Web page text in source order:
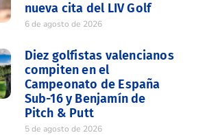
nueva cita del LIV Golf
6 de agosto de 2026
Diez golfistas valencianos
compiten en el
Campeonato de España
Sub-16 y Benjamín de
Pitch & Putt
5 de agosto de 2026